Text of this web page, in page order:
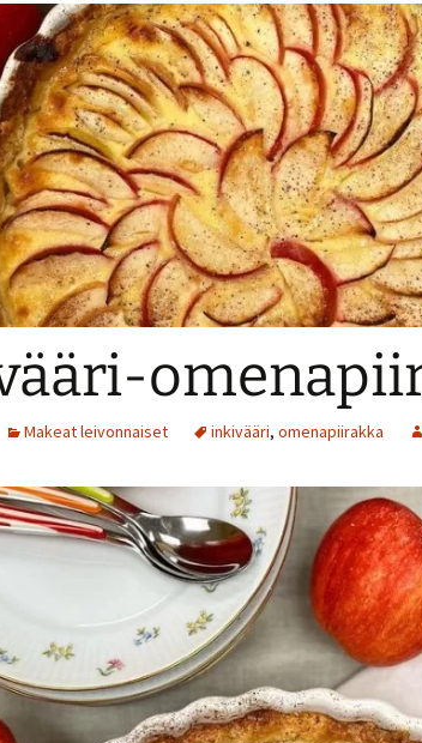
Alkupalat
Hedelmät, hillot ja
säilöntä
Joulu
Jälkiruokia
Juomia
Kalaruokia
Kasvisherkkuja
Keitot
Liharuokia
Lintu
Makeat leivonnaiset
Munakkaat
Makeat leivonnaiset inkivääri, omenapiirakka